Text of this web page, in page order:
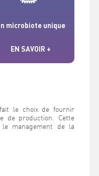
microbiote unique
EN SAVOIR +
le choix de fournir
de production. Cette
management de la